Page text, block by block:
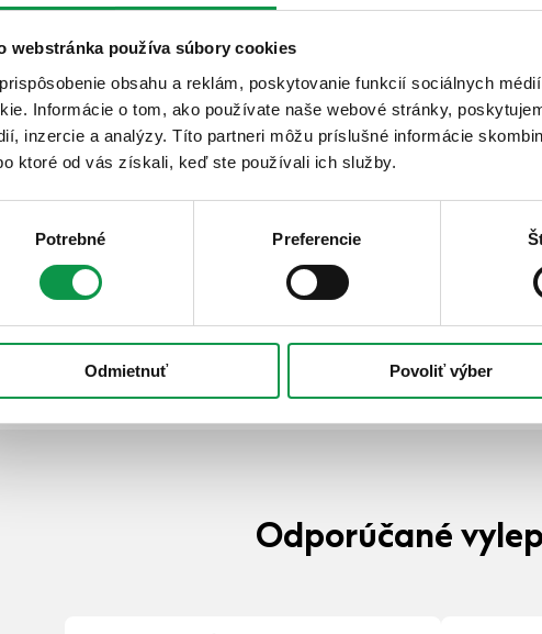
webstránka používa súbory cookies
obsahu a reklám, poskytovanie funkcií sociálnych
Informácie o tom, ako používate naše webové stránky,
inzercie a analýzy. Títo partneri môžu príslušné informácie
ktoré od vás získali, keď ste používali ich služby.
Potrebné Preferencie
Odmietnuť Povoliť výber
Odporúčané